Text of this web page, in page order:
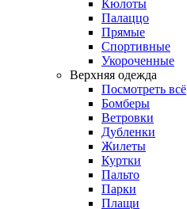
Кюлоты
Палаццо
Прямые
Спортивные
Укороченные
Верхняя одежда
Посмотреть всё
Бомберы
Ветровки
Дубленки
Жилеты
Куртки
Пальто
Парки
Плащи